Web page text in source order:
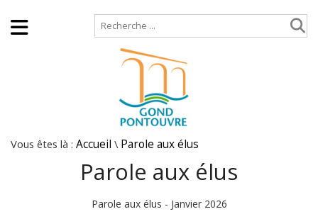
Vous êtes là : Accueil \ Parole aux élus
Parole aux élus
Parole aux élus - Janvier 2026